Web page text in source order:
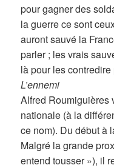
pour gagner des
la guerre ce sont
auront sauvé la
parler ; les vrais
là pour les contredire
L’ennemi
Alfred Roumiguières
nationale (à la
ce nom). Du début à
Malgré la grande
entend tousser »), il